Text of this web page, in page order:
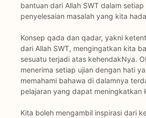
bantuan dari Allah SWT dalam
penyelesaian masalah yang kita
Konsep qada dan qadar, yakni
dari Allah SWT, mengingatkan kita
sesuatu terjadi atas kehendakNya.
menerima setiap ujian dengan hati
memahami bahawa di dalamnya
pelajaran yang dapat meningkatkan
Kita boleh mengambil inspirasi dari